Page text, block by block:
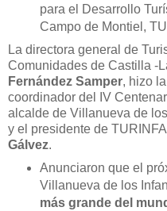
para el Desarrollo
Campo de Montiel,
La directora general de
Comunidades de Castilla -
Fernández Samper, hizo
coordinador del IV
alcalde de Villanueva de
y el presidente de
Gálvez.
Anunciaron que el
Villanueva de los
más grande del